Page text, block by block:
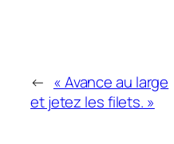
← « Avance au large
et jetez les filets. »